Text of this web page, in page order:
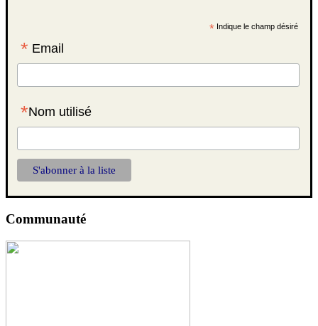
* Indique le champ désiré
* Email
*Nom utilisé
Communauté